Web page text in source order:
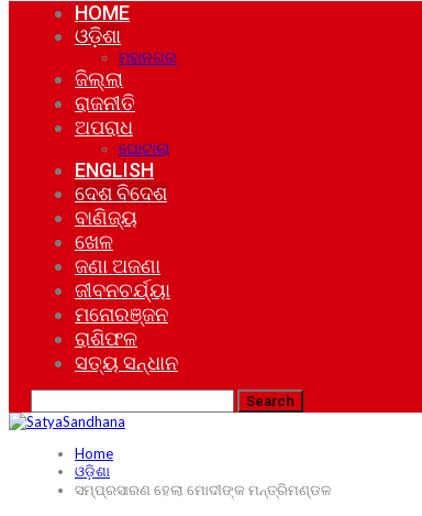
HOME
ଓଡ଼ିଶା
ମହାନଗର
ଜିଲ୍ଲା
ରାଜନୀତି
ଅପରାଧ
ଘୋଟାଲା
ENGLISH
ଦେଶ ବିଦେଶ
ବାଣିଜ୍ୟ
ଖେଳ
ଜଣା ଅଜଣା
ଜୀବନଚର୍ଯ୍ୟା
ମନୋରଞ୍ଜନ
ରାଶିଫଳ
ସତ୍ୟ ସନ୍ଧାନ
Home
ଓଡ଼ିଶା
ସମ୍ପ୍ରସାରଣ ହେଲା ମୋଦୀଙ୍କ ମନ୍ତ୍ରିମଣ୍ଡଳ